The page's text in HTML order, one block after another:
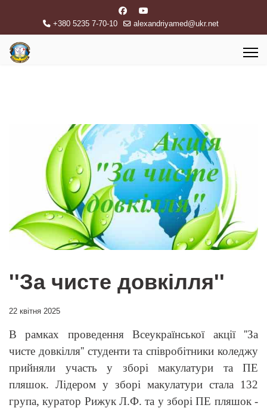
+380 5235 7-70-10 alexandriyamed@ukr.net
Previous
''За чисте довкілля''
22 квітня 2025
В рамках проведення Всеукраїнської акції ''За
чисте довкілля'' студенти та співробітники коледжу
прийняли участь у зборі макулатури та ПЕ
пляшок. Лідером у зборі макулатури стала 132
група, куратор Рижук Л.Ф. та у зборі ПЕ пляшок -